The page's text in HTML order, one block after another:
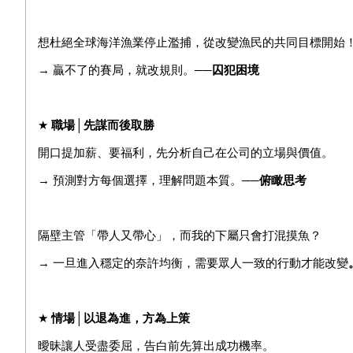
想杜絕全球海洋漁業停止濫捕，從改變漁民的共同目標開始！
→ 贏不了的賽局，就改規則。 ──囚犯困境
★ 職場│ 先謀而後取勝
開口提加薪、要福利，先分析自己在公司的立場與價值。
→ 預測對方每個選擇，理解問題本質。 ──俯瞰思考
隔壁主管「帶人又帶心」，而我的下屬只會打混摸魚？
→ 一旦進入穩定的奈許均衡，需要眾人一致的行動才能改變
★情場│以退為進，方為上策
曖昧讓人受盡委屈，告白前先算出成功機率。